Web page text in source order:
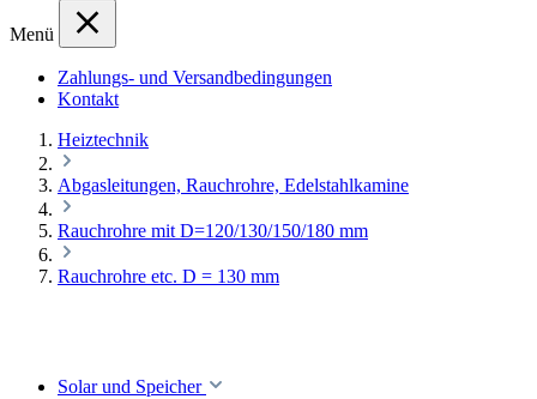
Menü
Zahlungs- und Versandbedingungen
Kontakt
Heiztechnik
Abgasleitungen, Rauchrohre, Edelstahlkamine
Rauchrohre mit D=120/130/150/180 mm
Rauchrohre etc. D = 130 mm
Solar und Speicher